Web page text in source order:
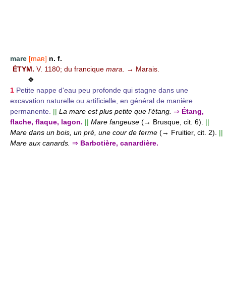
mare [maʀ] n. f.
ÉTYM. V. 1180; du francique mara. → Marais.
❖
1 Petite nappe d'eau peu profonde qui stagne dans une
excavation naturelle ou artificielle, en général de manière
permanente. || La mare est plus petite que l'étang. ⇒ Étang,
flache, flaque, lagon. || Mare fangeuse (→ Brusque, cit. 6). ||
Mare dans un bois, un pré, une cour de ferme (→ Fruitier, cit. 2). ||
Mare aux canards. ⇒ Barbotière, canardière.